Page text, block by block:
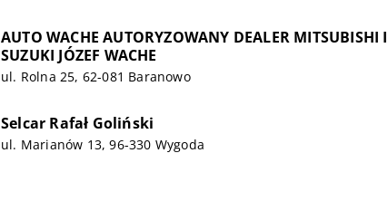
AUTO WACHE AUTORYZOWANY DEALER MITSUBISHI I
SUZUKI JÓZEF WACHE
ul. Rolna 25, 62-081 Baranowo
Selcar Rafał Goliński
ul. Marianów 13, 96-330 Wygoda